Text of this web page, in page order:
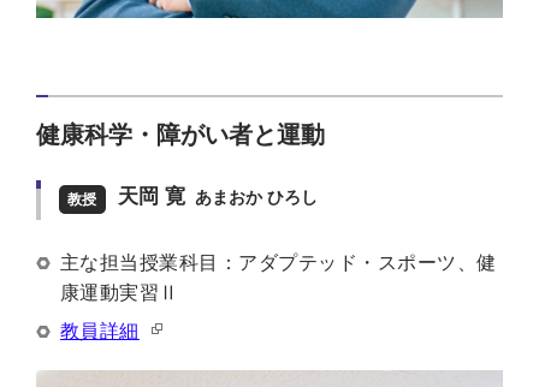
健康科学・障がい者と運動
教授 天岡 寛 あまおか ひろし
主な担当授業科目：アダプテッド・スポーツ、健
康運動実習Ⅱ
教員詳細